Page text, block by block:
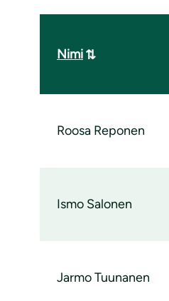
Nimi
Roosa Reponen
Ismo Salonen
Jarmo Tuunanen